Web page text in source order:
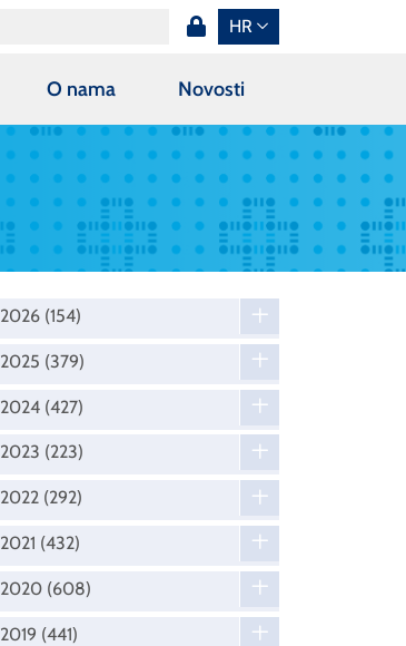
HR
O nama Novosti
2026 (154)
2025 (379)
2024 (427)
2023 (223)
2022 (292)
2021 (432)
2020 (608)
2019 (441)